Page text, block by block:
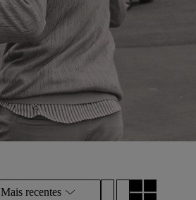
Mais recentes